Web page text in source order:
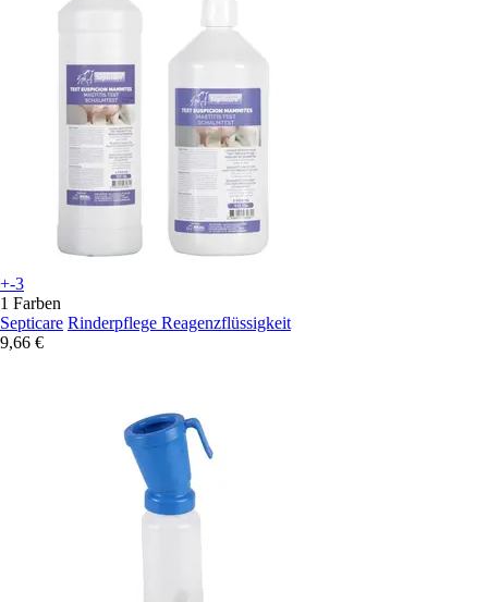
+-3
1 Farben
Septicare Rinderpflege Reagenzflüssigkeit
9,66 €